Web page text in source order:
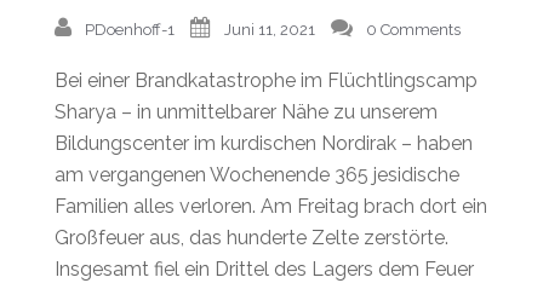
PDoenhoff-1 Juni 11, 2021 0 Comments
Bei einer Brandkatastrophe im Flüchtlingscamp
Sharya – in unmittelbarer Nähe zu unserem
Bildungscenter im kurdischen Nordirak – haben
am vergangenen Wochenende 365 jesidische
Familien alles verloren. Am Freitag brach dort ein
Großfeuer aus, das hunderte Zelte zerstörte.
Insgesamt fiel ein Drittel des Lagers dem Feuer